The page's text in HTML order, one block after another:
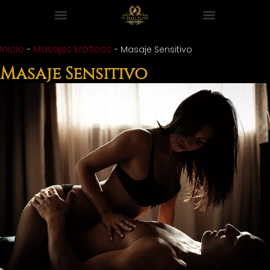
Inicio - Masajes Eróticos - Masaje Sensitivo
Masaje Sensitivo